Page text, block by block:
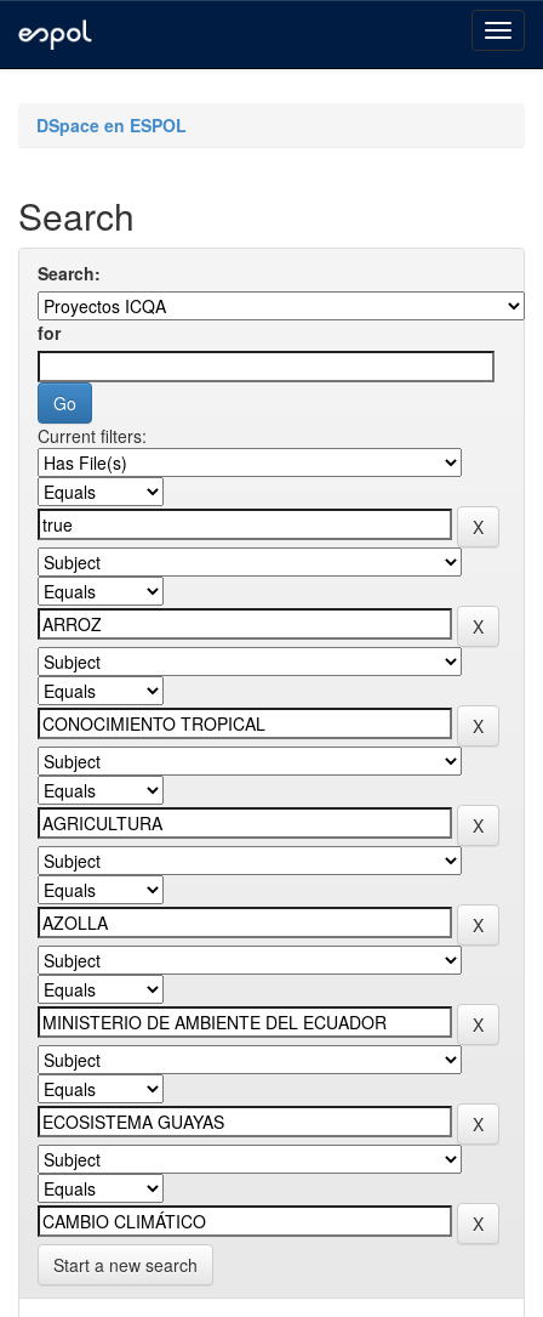
navigationDSpace en ESPOL
Search
Search:
for
Current filters:
Start a new search